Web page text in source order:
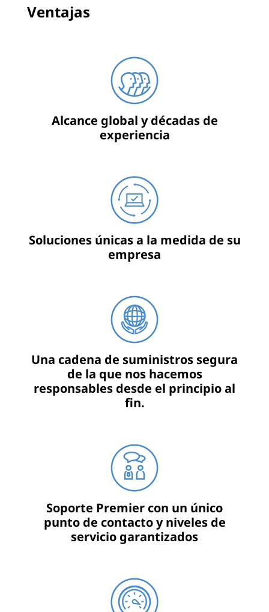
Ventajas
Alcance global y décadas de
experiencia
Soluciones únicas a la medida de su
empresa
Una cadena de suministros segura
de la que nos hacemos
responsables desde el principio al
fin.
Soporte Premier con un único
punto de contacto y niveles de
servicio garantizados